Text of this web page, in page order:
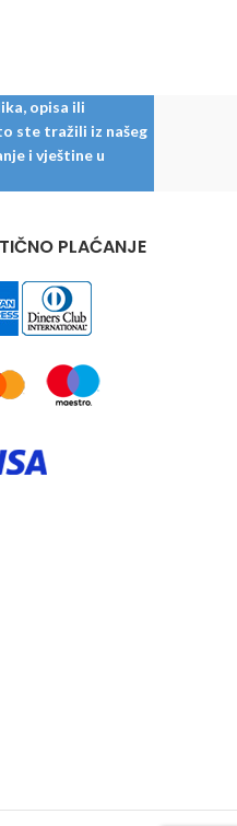
opisa ili
ste tražili iz našeg
i vještine u
PLAĆANJE